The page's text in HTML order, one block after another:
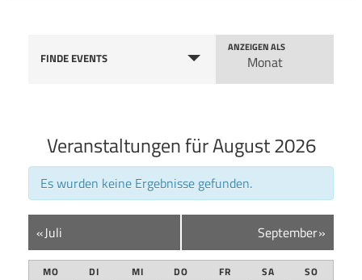
FINDE EVENTS Verstaltungsansicht
Navigation
ANZEIGEN ALS
Monat
Veranstaltungen für August 2026
Es wurden keine Ergebnisse gefunden.
Kalender
Monatsnavigation
«Juli September»
MO DI MI DO FR SA SO